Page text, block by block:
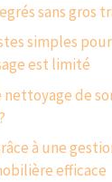
sans gros
simples
est limité
de
à une
efficace